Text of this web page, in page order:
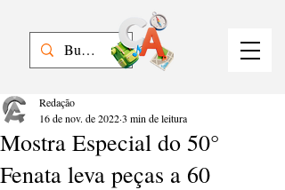
Mostra Especial do 50°
Fenata leva peças a 60
Redação
16 de nov. de 20223 min de leitura